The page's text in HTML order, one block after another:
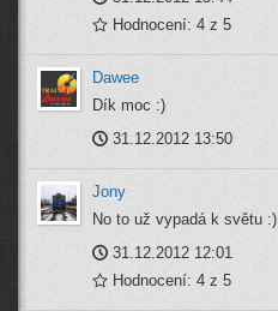
Hodnocení: 4 z 5
Dawee
Dík moc :)
31.12.2012 13:50
Jony
No to už vypadá k světu :)
31.12.2012 12:01
Hodnocení: 4 z 5